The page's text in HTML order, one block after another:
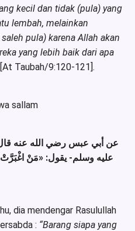
kecil dan tidak (pula) yang
lembah, melainkan
pula) karena Allah akan
yang lebih baik dari apa
[At Taubah/9:120-121].
sallam
عن أبي عبس رضي الله عنه
عليه وسلم- يقول: «مَنْ اغْبَرَّتْ
dia mendengar Rasulullah
: “Barang siapa yang